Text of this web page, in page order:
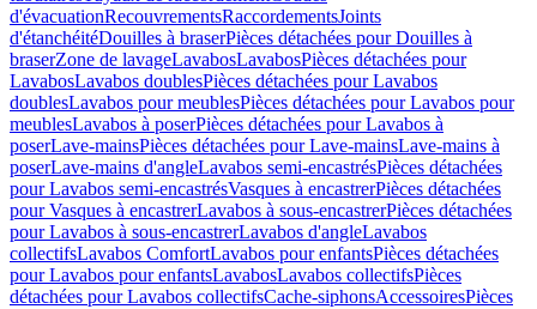
d'évacuationRecouvrementsRaccordementsJoints
d'étanchéitéDouilles à braserPièces détachées pour Douilles à
braserZone de lavageLavabosLavabosPièces détachées pour
LavabosLavabos doublesPièces détachées pour Lavabos
doublesLavabos pour meublesPièces détachées pour Lavabos pour
meublesLavabos à poserPièces détachées pour Lavabos à
poserLave-mainsPièces détachées pour Lave-mainsLave-mains à
poserLave-mains d'angleLavabos semi-encastrésPièces détachées
pour Lavabos semi-encastrésVasques à encastrerPièces détachées
pour Vasques à encastrerLavabos à sous-encastrerPièces détachées
pour Lavabos à sous-encastrerLavabos d'angleLavabos
collectifsLavabos ComfortLavabos pour enfantsPièces détachées
pour Lavabos pour enfantsLavabosLavabos collectifsPièces
détachées pour Lavabos collectifsCache-siphonsAccessoiresPièces